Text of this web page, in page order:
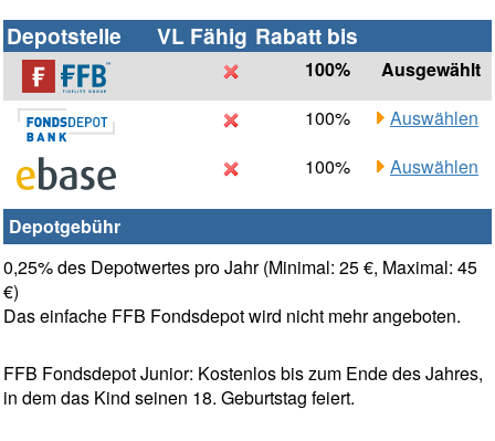
Depotstelle VL Fähig Rabatt bis
100%
Ausgewählt
100%
Auswählen
100%
Auswählen
Depotgebühr
0,25% des Depotwertes pro Jahr (Minimal: 25 €, Maximal: 45
€)
Das einfache FFB Fondsdepot wird nicht mehr angeboten.
FFB Fondsdepot Junior: Kostenlos bis zum Ende des Jahres,
in dem das Kind seinen 18. Geburtstag feiert.